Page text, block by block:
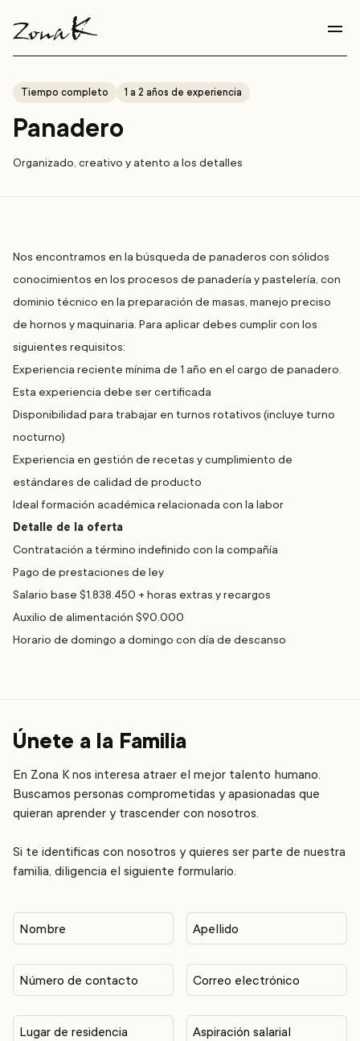
Menú de encabezado
Zona K
Tiempo completo 1 a 2 años de experiencia
Panadero
Organizado, creativo y atento a los detalles
Nos encontramos en la búsqueda de panaderos con sólidos
conocimientos en los procesos de panadería y pastelería, con
dominio técnico en la preparación de masas, manejo preciso
de hornos y maquinaria. Para aplicar debes cumplir con los
siguientes requisitos:
Experiencia reciente mínima de 1 año en el cargo de panadero.
Esta experiencia debe ser certificada
Disponibilidad para trabajar en turnos rotativos (incluye turno
nocturno)
Experiencia en gestión de recetas y cumplimiento de
estándares de calidad de producto
Ideal formación académica relacionada con la labor
Detalle de la oferta
Contratación a término indefinido con la compañía
Pago de prestaciones de ley
Salario base $1.838.450 + horas extras y recargos
Auxilio de alimentación $90.000
Horario de domingo a domingo con día de descanso
Únete a la Familia
En Zona K nos interesa atraer el mejor talento humano.
Buscamos personas comprometidas y apasionadas que
quieran aprender y trascender con nosotros.
Si te identificas con nosotros y quieres ser parte de nuestra
familia, diligencia el siguiente formulario.
Nombre Apellido
Número de contacto Correo electrónico
Lugar de residencia Aspiración salarial